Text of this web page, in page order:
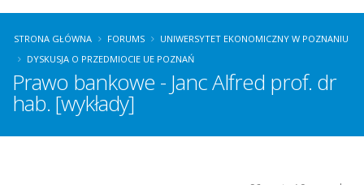
STRONA GŁÓWNA FORUMS
UNIWERSYTET EKONOMICZNY W POZNANIU
DYSKUSJA O PRZEDMIOCIE UE POZNAŃ
Prawo bankowe - Janc Alfred prof. dr
hab. [wykłady]